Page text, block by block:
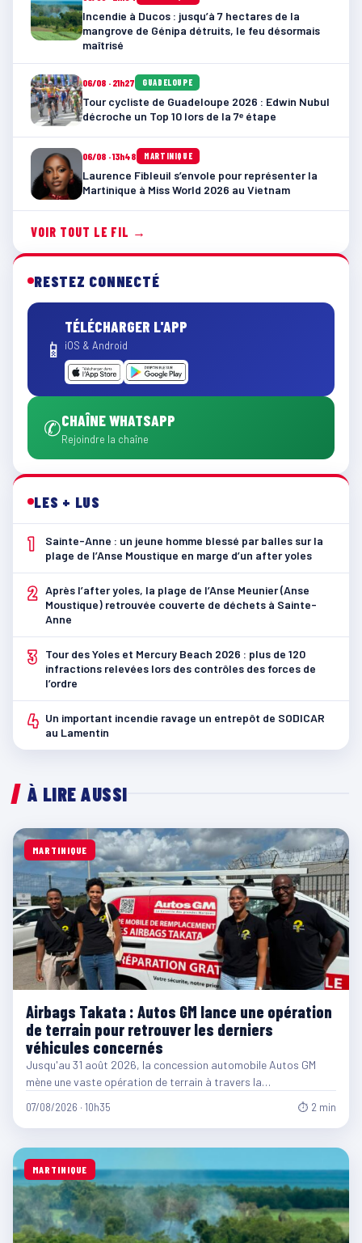
Incendie à Ducos : jusqu’à 7 hectares de la
mangrove de Génipa détruits, le feu désormais
maîtrisé
06/08 · 21h27 GUADELOUPE
Tour cycliste de Guadeloupe 2026 : Edwin Nubul
décroche un Top 10 lors de la 7ᵉ étape
06/08 · 13h48 MARTINIQUE
Laurence Fibleuil s’envole pour représenter la
Martinique à Miss World 2026 au Vietnam
VOIR TOUT LE FIL →
RESTEZ CONNECTÉ
📱
TÉLÉCHARGER L'APP
iOS & Android
✆CHAÎNE WHATSAPP
Rejoindre la chaîne
LES + LUS
1
Sainte-Anne : un jeune homme blessé par balles sur la
plage de l’Anse Moustique en marge d’un after yoles
2 Après l’after yoles, la plage de l’Anse Meunier (Anse
Moustique) retrouvée couverte de déchets à Sainte-
Anne
3
Tour des Yoles et Mercury Beach 2026 : plus de 120
infractions relevées lors des contrôles des forces de
l’ordre
4 Un important incendie ravage un entrepôt de SODICAR
au Lamentin
À LIRE AUSSI
MARTINIQUE
Airbags Takata : Autos GM lance une opération
de terrain pour retrouver les derniers
véhicules concernés
Jusqu'au 31 août 2026, la concession automobile Autos GM
mène une vaste opération de terrain à travers la…
07/08/2026 · 10h35 ⏱ 2 min
MARTINIQUE